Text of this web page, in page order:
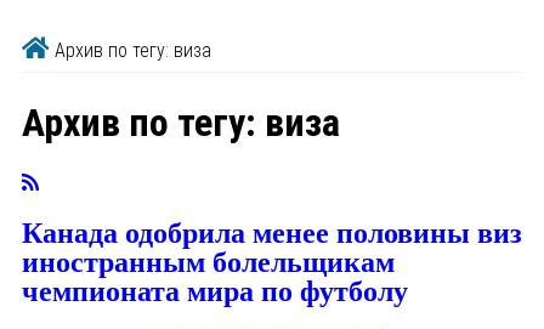
Архив по тегу: виза
Архив по тегу: виза
Канада одобрила менее половины виз
иностранным болельщикам
чемпионата мира по футболу